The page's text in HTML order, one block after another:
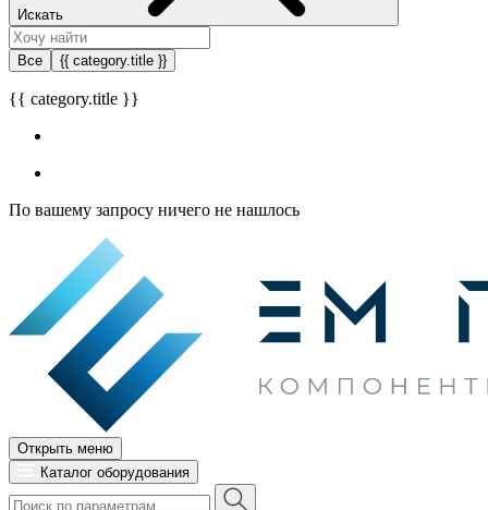
Искать
Все {{ category.title }}
{{ category.title }}
По вашему запросу ничего не нашлось
Открыть меню
Каталог оборудования